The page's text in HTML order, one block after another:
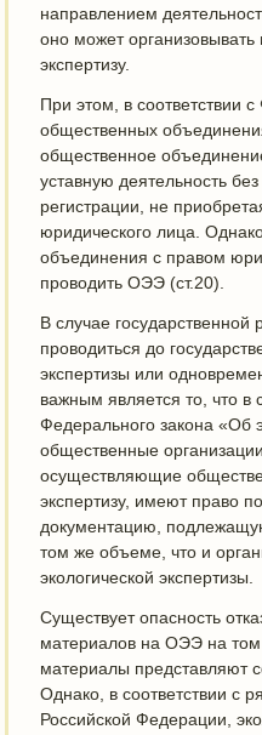
направлением
оно может организовывать
экспертизу.
При этом, в соответствии
общественных
общественное
уставную деятельность
регистрации, не
юридического лица.
объединения с правом
проводить ОЭЭ (ст.20).
В случае
проводиться до
экспертизы или
важным является то, что в
Федерального закона «Об
общественные
осуществляющие
экспертизу, имеют право
документацию,
том же объеме, что и
экологической экспертизы.
Существует опасность
материалов на ОЭЭ на том
материалы представляют
Однако, в соответствии с
Российской Федерации,